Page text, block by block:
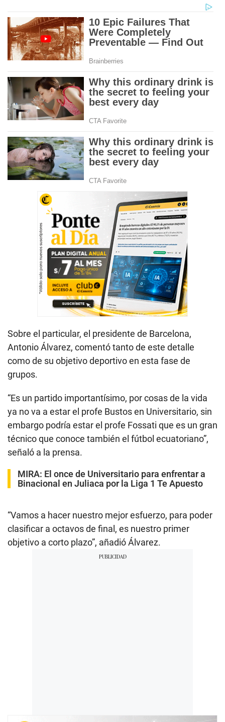
Sobre el particular, el presidente de Barcelona,
Antonio Álvarez, comentó tanto de este detalle
como de su objetivo deportivo en esta fase de
grupos.
“Es un partido importantísimo, por cosas de la vida
ya no va a estar el profe Bustos en Universitario, sin
embargo podría estar el profe Fossati que es un gran
técnico que conoce también el fútbol ecuatoriano”,
señaló a la prensa.
MIRA: El once de Universitario para enfrentar a
Binacional en Juliaca por la Liga 1 Te Apuesto
“Vamos a hacer nuestro mejor esfuerzo, para poder
clasificar a octavos de final, es nuestro primer
objetivo a corto plazo”, añadió Álvarez.